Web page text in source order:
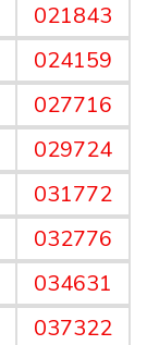
021843
024159
027716
029724
031772
032776
034631
037322